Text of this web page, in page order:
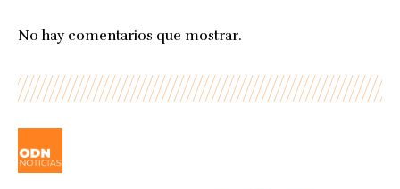
No hay comentarios que mostrar.